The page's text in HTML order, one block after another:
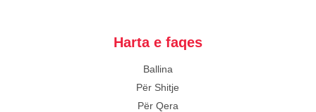
Harta e faqes
Ballina
Për Shitje
Për Qera